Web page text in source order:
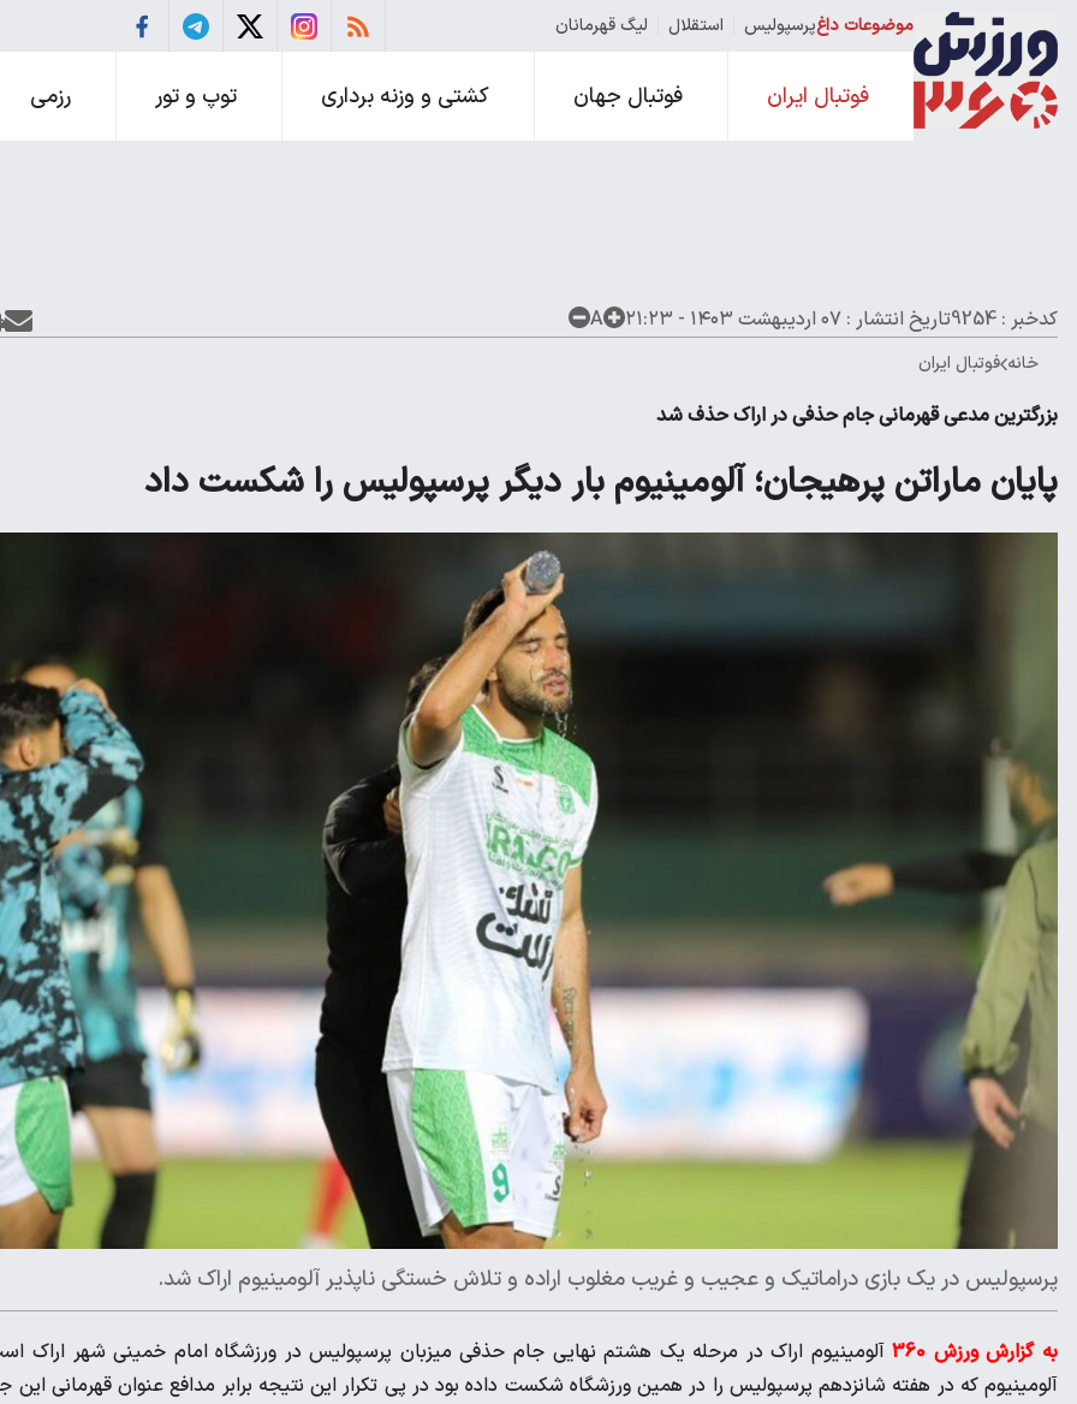
موضوعات داغپرسپولیس استقلال لیگ قهرمانان
فوتبال ایران فوتبال جهان کشتی و وزنه برداری توپ و تور رزمی
کدخبر : 9254 تاریخ انتشار : ۰۷ اردیبهشت ۱۴۰۳ - ۲۱:۲۳ A
خانه فوتبال ایران
بزرگترین مدعی قهرمانی جام حذفی در اراک حذف شد
پایان ماراتن پرهیجان؛ آلومینیوم بار دیگر پرسپولیس را شکست داد
پرسپولیس در یک بازی دراماتیک و عجیب و غریب مغلوب اراده و تلاش خستگی ناپذیر آلومینیوم اراک شد.
به گزارش ورزش 360
آلومینیوم اراک در مرحله یک هشتم نهایی جام حذفی میزبان پرسپولیس در ورزشگاه امام خمینی شهر اراک
آلومینیوم که در هفته شانزدهم پرسپولیس را در همین ورزشگاه شکست داده بود در پی تکرار این نتیجه برابر مدافع عنوان قهرمانی این